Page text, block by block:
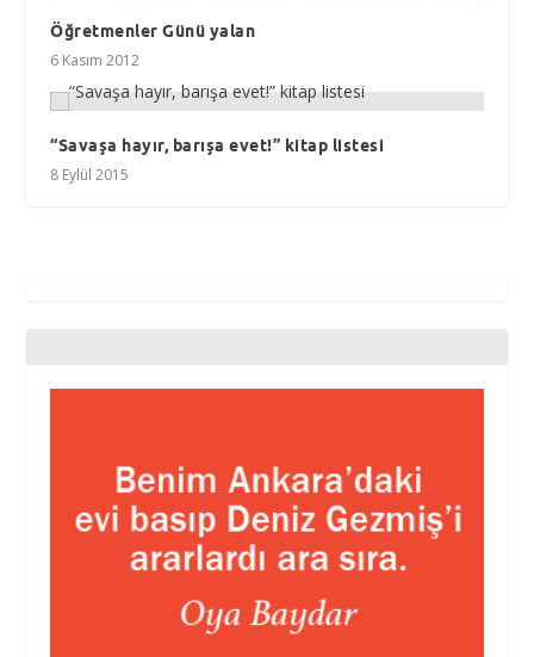
Öğretmenler Günü yalan
6 Kasım 2012
“Savaşa hayır, barışa evet!” kitap listesi
8 Eylül 2015